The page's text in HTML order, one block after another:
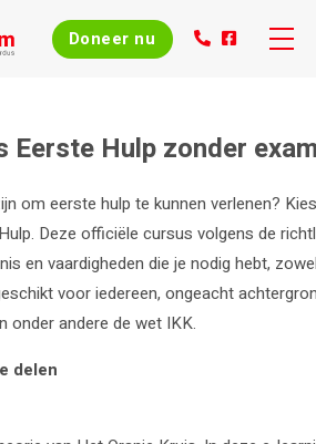
Doneer nu
Eerste Hulp zonder
om eerste hulp te kunnen verlenen?
Deze officiële cursus volgens de
en vaardigheden die je nodig hebt,
voor iedereen, ongeacht
onder andere de wet IKK.
delen